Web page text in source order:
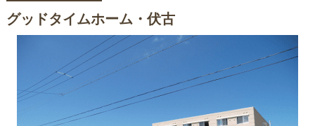
グッドタイムホーム・伏古